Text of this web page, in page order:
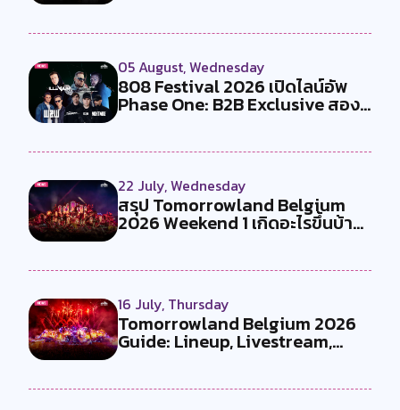
05 August, Wednesday
808 Festival 2026 เปิดไลน์อัพ
Phase One: B2B Exclusive สอง
22 July, Wednesday
สรุป Tomorrowland Belgium
2026 Weekend 1 เกิดอะไรขึ้นบ้าง
16 July, Thursday
Tomorrowland Belgium 2026
Guide: Lineup, Livestream,